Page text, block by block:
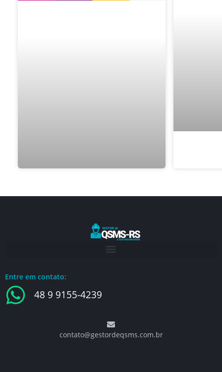
Entre em contato:
48 9 9155-4239
contato@gestordeqsms.com.br